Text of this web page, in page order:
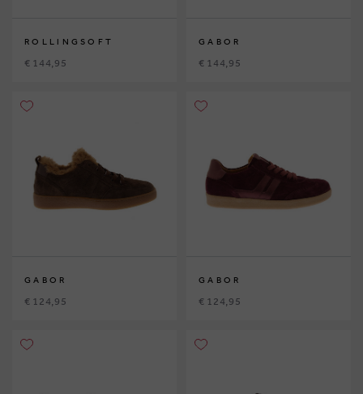
ROLLINGSOFT
€ 144,95
GABOR
€ 144,95
GABOR
€ 124,95
GABOR
€ 124,95